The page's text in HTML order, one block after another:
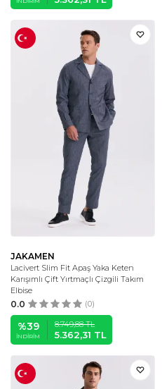
JAKAMEN
Lacivert Slim Fit Apaş Yaka Keten
Karışımlı Çift Yırtmaçlı Çizgili Takım
Elbise
0.0 (0)
%39
İNDIRIM
8.749,88TL
5.362,31 TL